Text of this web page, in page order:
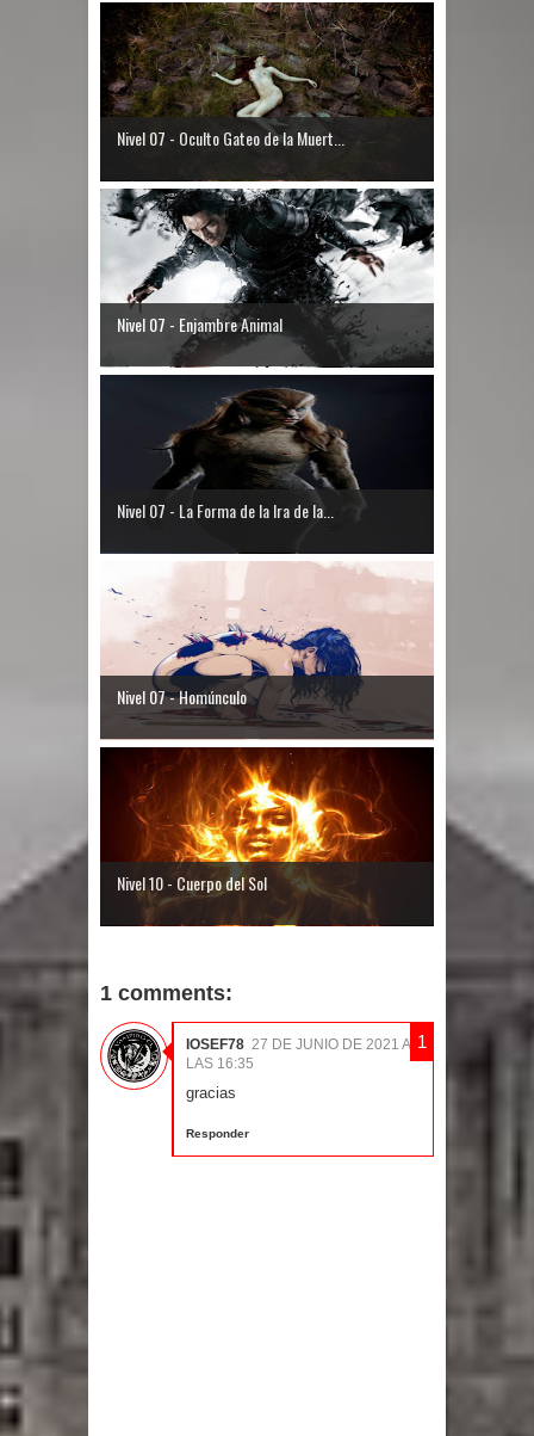
Nivel 07 - Oculto Gateo de la Muert...
Nivel 07 - Enjambre Animal
Nivel 07 - La Forma de la Ira de la...
Nivel 07 - Homúnculo
Nivel 10 - Cuerpo del Sol
1 comments:
IOSEF78 27 DE JUNIO DE 2021 A
LAS 16:35
gracias
Responder